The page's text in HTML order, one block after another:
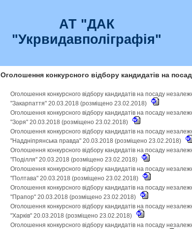
АТ "ДАК
"Укрвидавполіграфія"
Оголошення конкурсного відбору кандидатів на
Оголошення конкурсного відбору кандидатів на посаду
"Закарпаття" 20.03.2018 (розміщено 23.02.2018)
Оголошення конкурсного відбору кандидатів на посаду
"Зоря" 20.03.2018 (розміщено 23.02.2018)
Оголошення конкурсного відбору кандидатів на посаду
"Наддніпрянська правда" 20.03.2018 (розміщено 23.02.2018)
Оголошення конкурсного відбору кандидатів на посаду
"Поділля" 20.03.2018 (розміщено 23.02.2018)
Оголошення конкурсного відбору кандидатів на посаду
"Полтава" 20.03.2018 (розміщено 23.02.2018)
Оголошення конкурсного відбору кандидатів на посаду
"Прапор" 20.03.2018 (розміщено 23.02.2018)
Оголошення конкурсного відбору кандидатів на посаду
"Харків" 20.03.2018 (розміщено 23.02.2018)
Оголошення конкурсного відбору кандидатів на посаду